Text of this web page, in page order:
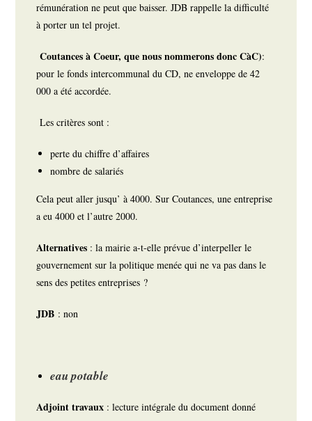
rémunération ne peut que baisser. JDB rappelle la difficulté
à porter un tel projet.
Coutances à Coeur, que nous nommerons donc CàC):
pour le fonds intercommunal du CD, ne enveloppe de 42
000 a été accordée.
Les critères sont :
perte du chiffre d’affaires
nombre de salariés
Cela peut aller jusqu’ à 4000. Sur Coutances, une entreprise
a eu 4000 et l’autre 2000.
Alternatives : la mairie a-t-elle prévue d’interpeller le
gouvernement sur la politique menée qui ne va pas dans le
sens des petites entreprises ?
JDB : non
eau potable
Adjoint travaux : lecture intégrale du document donné